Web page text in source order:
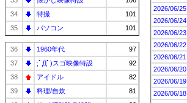
34
特撮
101
35
パソコン 101
36 1960年代
97
37
;ﾟДﾟ)スゴ映像特設
92
38
アイドル
82
39
料理/自炊
81
2026/06/25
2026/06/24
2026/06/23
2026/06/22
2026/06/21
2026/06/20
2026/06/19
2026/06/18